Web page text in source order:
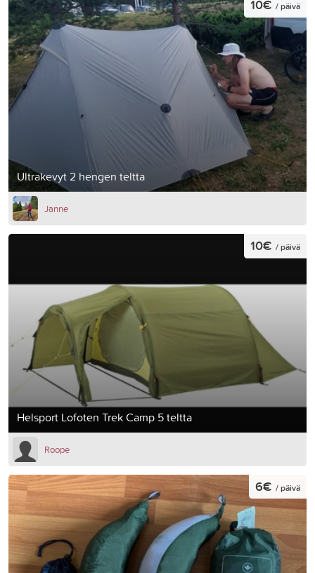
Ultrakevyt 2 hengen teltta
10€ / päivä
Janne
Helsport Lofoten Trek Camp 5 teltta
10€ / päivä
Roope
6€ / päivä